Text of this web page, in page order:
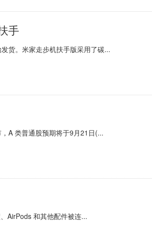
手
货。米家走步机扶手版采用了碳...
A 类普通股预期将于9月21日(...
AirPods 和其他配件被连...